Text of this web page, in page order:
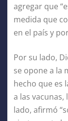
agregar que
medida que
en el país y
Por su lado,
se opone a la
hecho que es
a las
lado, afirmó